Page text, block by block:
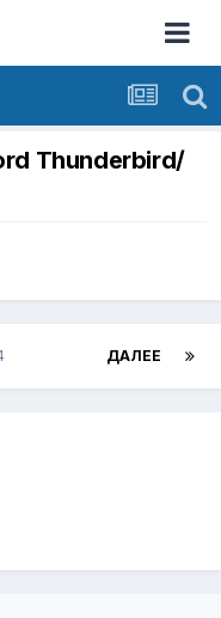
Thunderbird/
ДАЛЕЕ